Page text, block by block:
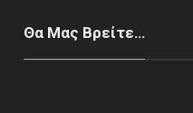
Θα Μας Βρείτε…